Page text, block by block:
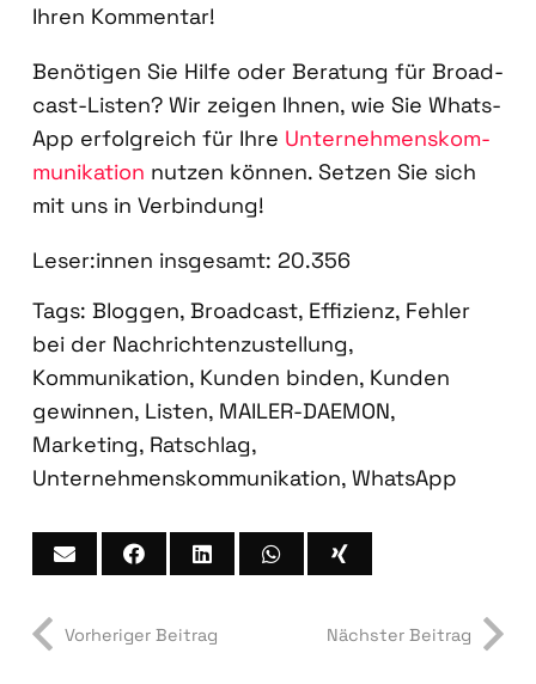
Ihren Kom­men­tar!
Benö­ti­gen Sie Hil­fe oder Bera­tung für Broad­
cast-Lis­ten? Wir zei­gen Ihnen, wie Sie Whats­
App erfolg­reich für Ihre Unter­neh­mens­kom­
mu­ni­ka­ti­on nut­zen kön­nen. Set­zen Sie sich
mit uns in Ver­bin­dung!
Leser:innen ins­ge­samt: 20.356
Tags: Bloggen, Broadcast, Effizienz, Fehler
bei der Nachrichtenzustellung,
Kommunikation, Kunden binden, Kunden
gewinnen, Listen, MAILER-DAEMON,
Marketing, Ratschlag,
Unternehmenskommunikation, WhatsApp
Vorheriger Beitrag Nächster Beitrag